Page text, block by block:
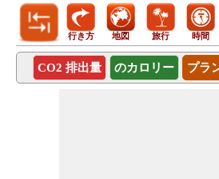
行き方 地図 旅行 時間
CO2 排出量 のカロリー プラ